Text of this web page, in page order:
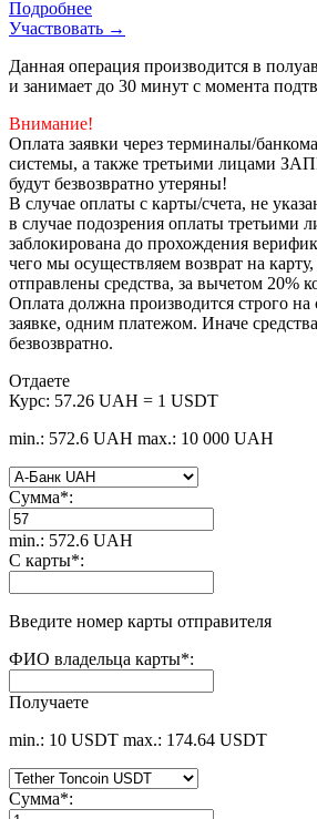
Подробнее
Участвовать →
Данная операция производится в
и занимает до 30 минут с момента
Внимание!
Оплата заявки через терминалы/
системы, а также третьими лицами
будут безвозвратно утеряны!
В случае оплаты с карты/счета, не
в случае подозрения оплаты третьими
заблокирована до прохождения
чего мы осуществляем возврат на
отправлены средства, за вычетом 20%
Оплата должна производится строго
заявке, одним платежом. Иначе
безвозвратно.
Отдаете
Курс: 57.26 UAH = 1 USDT
min.: 572.6 UAH max.: 10 000 UAH
Сумма*:
min.: 572.6 UAH
С карты*:
Введите номер карты отправителя
ФИО владельца карты*:
Получаете
min.: 10 USDT max.: 174.64 USDT
Сумма*: